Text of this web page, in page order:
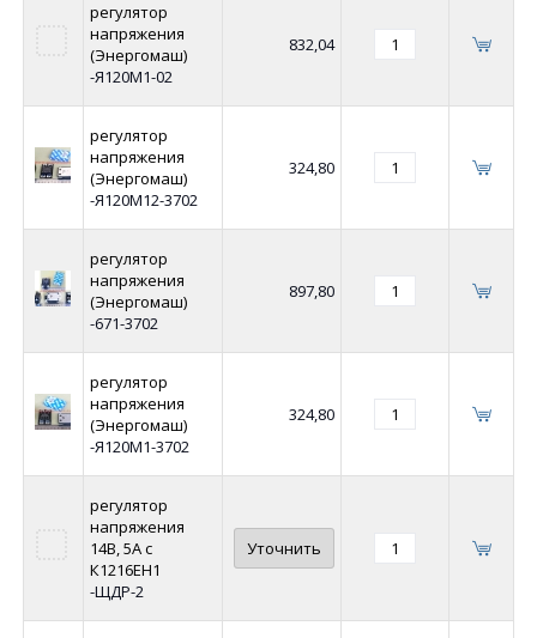
регулятор
напряжения
(Энергомаш)
-Я120М1-02
832,04
регулятор
напряжения
(Энергомаш)
-Я120М12-3702
324,80
регулятор
напряжения
(Энергомаш)
-671-3702
897,80
регулятор
напряжения
(Энергомаш)
-Я120М1-3702
324,80
регулятор
напряжения
14В, 5А с
К1216ЕН1
-ЩДР-2
Уточнить